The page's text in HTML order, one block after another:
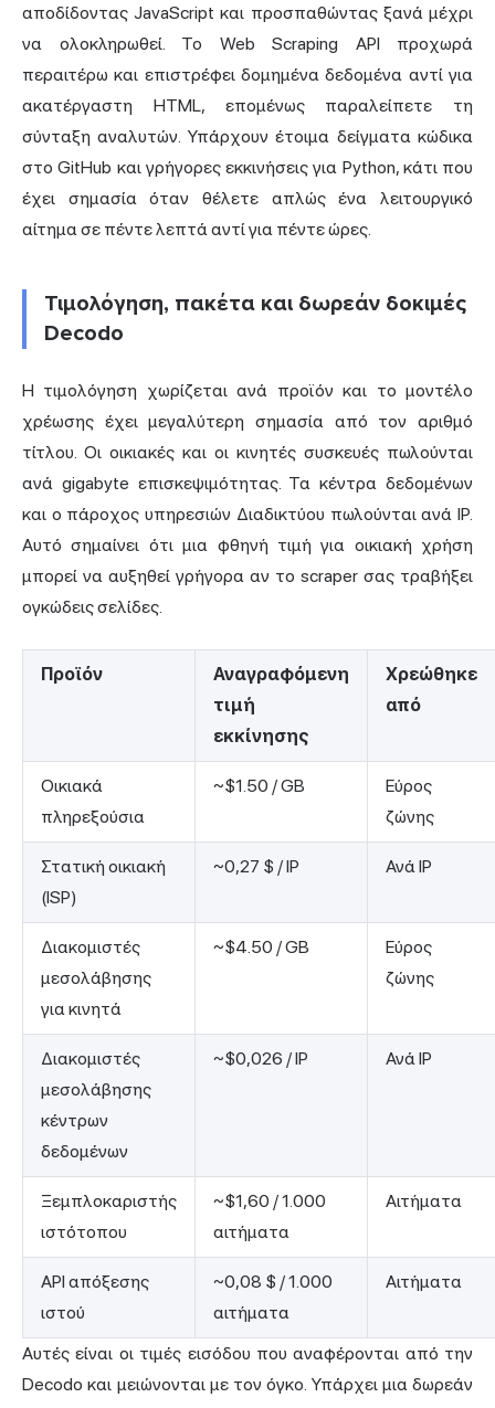
αποδίδοντας JavaScript και προσπαθώντας ξανά μέχρι
να ολοκληρωθεί. Το Web Scraping API προχωρά
περαιτέρω και επιστρέφει δομημένα δεδομένα αντί για
ακατέργαστη HTML, επομένως παραλείπετε τη
σύνταξη αναλυτών. Υπάρχουν έτοιμα δείγματα κώδικα
στο GitHub και γρήγορες εκκινήσεις για Python, κάτι που
έχει σημασία όταν θέλετε απλώς ένα λειτουργικό
αίτημα σε πέντε λεπτά αντί για πέντε ώρες.
Τιμολόγηση, πακέτα και δωρεάν δοκιμές
Decodo
Η τιμολόγηση χωρίζεται ανά προϊόν και το μοντέλο
χρέωσης έχει μεγαλύτερη σημασία από τον αριθμό
τίτλου. Οι οικιακές και οι κινητές συσκευές πωλούνται
ανά gigabyte επισκεψιμότητας. Τα κέντρα δεδομένων
και ο πάροχος υπηρεσιών Διαδικτύου πωλούνται ανά IP.
Αυτό σημαίνει ότι μια φθηνή τιμή για οικιακή χρήση
μπορεί να αυξηθεί γρήγορα αν το scraper σας τραβήξει
ογκώδεις σελίδες.
Προϊόν
Αναγραφόμενη
τιμή
εκκίνησης
Χρεώθηκε
από
Οικιακά
πληρεξούσια
~$1.50 / GB
Εύρος
ζώνης
Στατική οικιακή
(ISP)
~0,27 $ / IP Ανά IP
Διακομιστές
μεσολάβησης
για κινητά
~$4.50 / GB
Εύρος
ζώνης
Διακομιστές
μεσολάβησης
κέντρων
δεδομένων
~$0,026 / IP Ανά IP
Ξεμπλοκαριστής
ιστότοπου
~$1,60 / 1.000
αιτήματα
Αιτήματα
API απόξεσης
ιστού
~0,08 $ / 1.000
αιτήματα
Αιτήματα
Αυτές είναι οι τιμές εισόδου που αναφέρονται από την
Decodo και μειώνονται με τον όγκο. Υπάρχει μια δωρεάν